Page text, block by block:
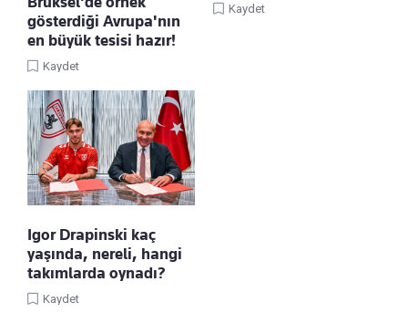
gösterdiği Avrupa'nın
en büyük tesisi hazır!
Kaydet
Kaydet
Igor Drapinski kaç
yaşında, nereli, hangi
takımlarda oynadı?
Kaydet